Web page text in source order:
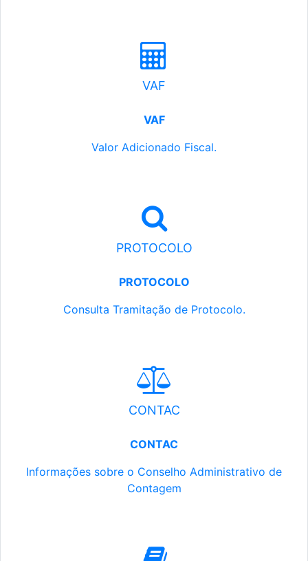
VAF
VAF
Valor Adicionado Fiscal.
PROTOCOLO
PROTOCOLO
Consulta Tramitação de Protocolo.
CONTAC
CONTAC
Informações sobre o Conselho Administrativo de
Contagem